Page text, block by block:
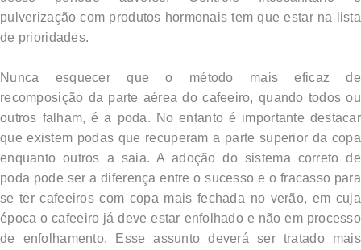
pulverização com produtos hormonais tem que estar na lista
de prioridades.
Nunca esquecer que o método mais eficaz de
recomposição da parte aérea do cafeeiro, quando todos ou
outros falham, é a poda. No entanto é importante destacar
que existem podas que recuperam a parte superior da copa
enquanto outros a saia. A adoção do sistema correto de
poda pode ser a diferença entre o sucesso e o fracasso para
se ter cafeeiros com copa mais fechada no verão, em cuja
época o cafeeiro já deve estar enfolhado e não em processo
de enfolhamento. Esse assunto deverá ser tratado mais